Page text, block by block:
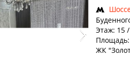
Этаж: 15
ЖК